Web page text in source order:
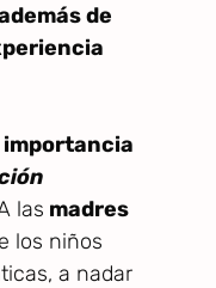
de
importancia
las madres
los niños
a nadar